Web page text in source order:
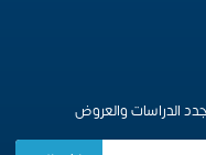
الدراسات والعروض